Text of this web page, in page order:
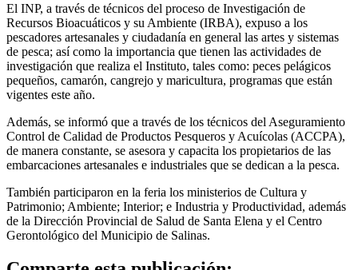
El INP, a través de técnicos del proceso de Investigación de
Recursos Bioacuáticos y su Ambiente (IRBA), expuso a los
pescadores artesanales y ciudadanía en general las artes y sistemas
de pesca; así como la importancia que tienen las actividades de
investigación que realiza el Instituto, tales como: peces pelágicos
pequeños, camarón, cangrejo y maricultura, programas que están
vigentes este año.
Además, se informó que a través de los técnicos del Aseguramiento
Control de Calidad de Productos Pesqueros y Acuícolas (ACCPA),
de manera constante, se asesora y capacita los propietarios de las
embarcaciones artesanales e industriales que se dedican a la pesca.
También participaron en la feria los ministerios de Cultura y
Patrimonio; Ambiente; Interior; e Industria y Productividad, además
de la Dirección Provincial de Salud de Santa Elena y el Centro
Gerontológico del Municipio de Salinas.